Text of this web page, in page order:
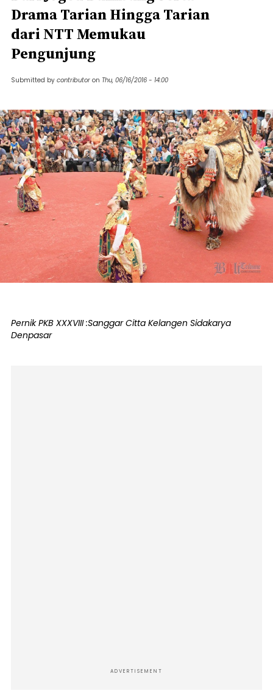
Drama Tarian Hingga Tarian
dari NTT Memukau
Pengunjung
Submitted by contributor on Thu, 06/16/2016 - 14:00
Pernik PKB XXXVIII :Sanggar Citta Kelangen Sidakarya
Denpasar
ADVERTISEMENT